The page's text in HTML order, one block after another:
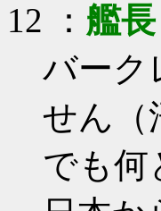
12 ： 艦長
バーク
せん（
でも何